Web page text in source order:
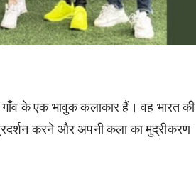
गाँव के एक भावुक कलाकार हैं। वह भारत की
करने और अपनी कला का मुद्रीकरण